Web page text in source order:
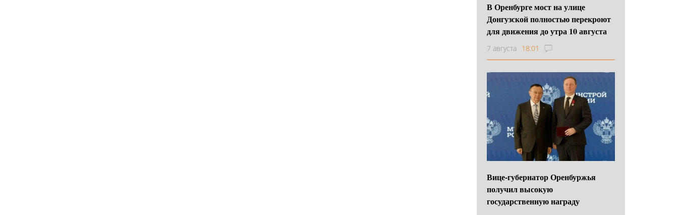
В Оренбурге мост на улице
Донгузской полностью перекроют
для движения до утра 10 августа
7 августа 18:01
Вице-губернатор Оренбуржья
получил высокую
государственную награду